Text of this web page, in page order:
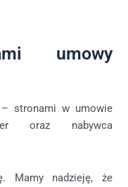
umowy
stronami w umowie
oraz nabywca
Mamy nadzieję, że